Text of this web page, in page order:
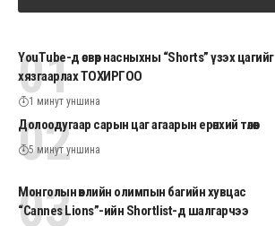
YouTube-д өсвөр насныхны “Shorts” үзэх цагийг
хязгаарлах ТОХИРГОО
1 минут уншина
Долоодугаар сарын цаг агаарын ерөнхий төлөв
5 минут уншина
Монголын өвлийн олимпын багийн хувцас
“Cannes Lions”-ийн Shortlist-д шалгарчээ